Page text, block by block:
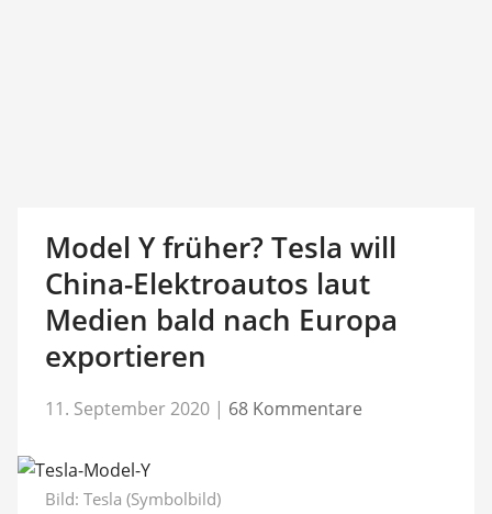
Model Y früher? Tesla will
China-Elektroautos laut
Medien bald nach Europa
exportieren
11. September 2020 | 68 Kommentare
Bild: Tesla (Symbolbild)